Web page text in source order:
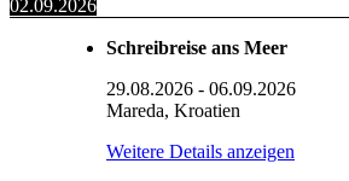
02.09.2026
Schreibreise ans Meer
29.08.2026 - 06.09.2026
Mareda, Kroatien
Weitere Details anzeigen